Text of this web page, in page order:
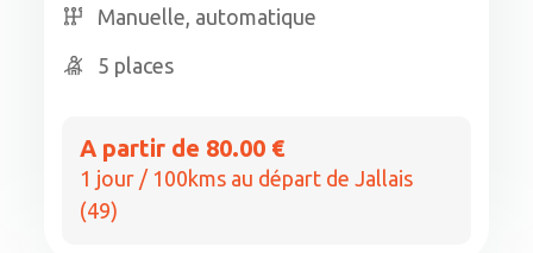
Manuelle, automatique
5 places
A partir de 80.00 €
1 jour / 100kms au départ de Jallais
(49)